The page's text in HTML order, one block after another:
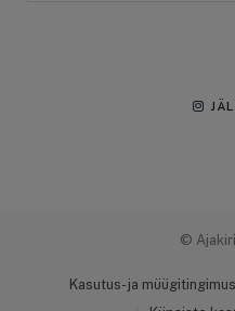
©
Kasutus- ja